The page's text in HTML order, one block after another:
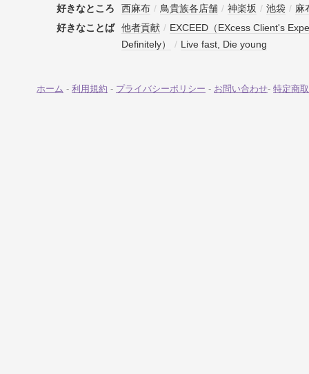
好きなところ
西麻布 / 鳥貴族各店舗 / 神楽坂 / 池袋 / 麻
好きなことば
他者貢献 / EXCEED（EXcess Client's
Definitely）
/ Live fast, Die young
ホーム - 利用規約 - プライバシーポリシー - お問い合わせ- 特定商